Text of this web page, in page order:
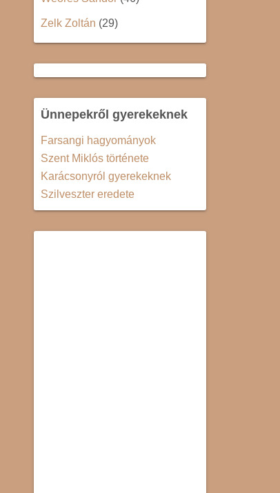
Zelk Zoltán (29)
Ünnepekről gyerekeknek
Farsangi hagyományok
Szent Miklós története
Karácsonyról gyerekeknek
Szilveszter eredete